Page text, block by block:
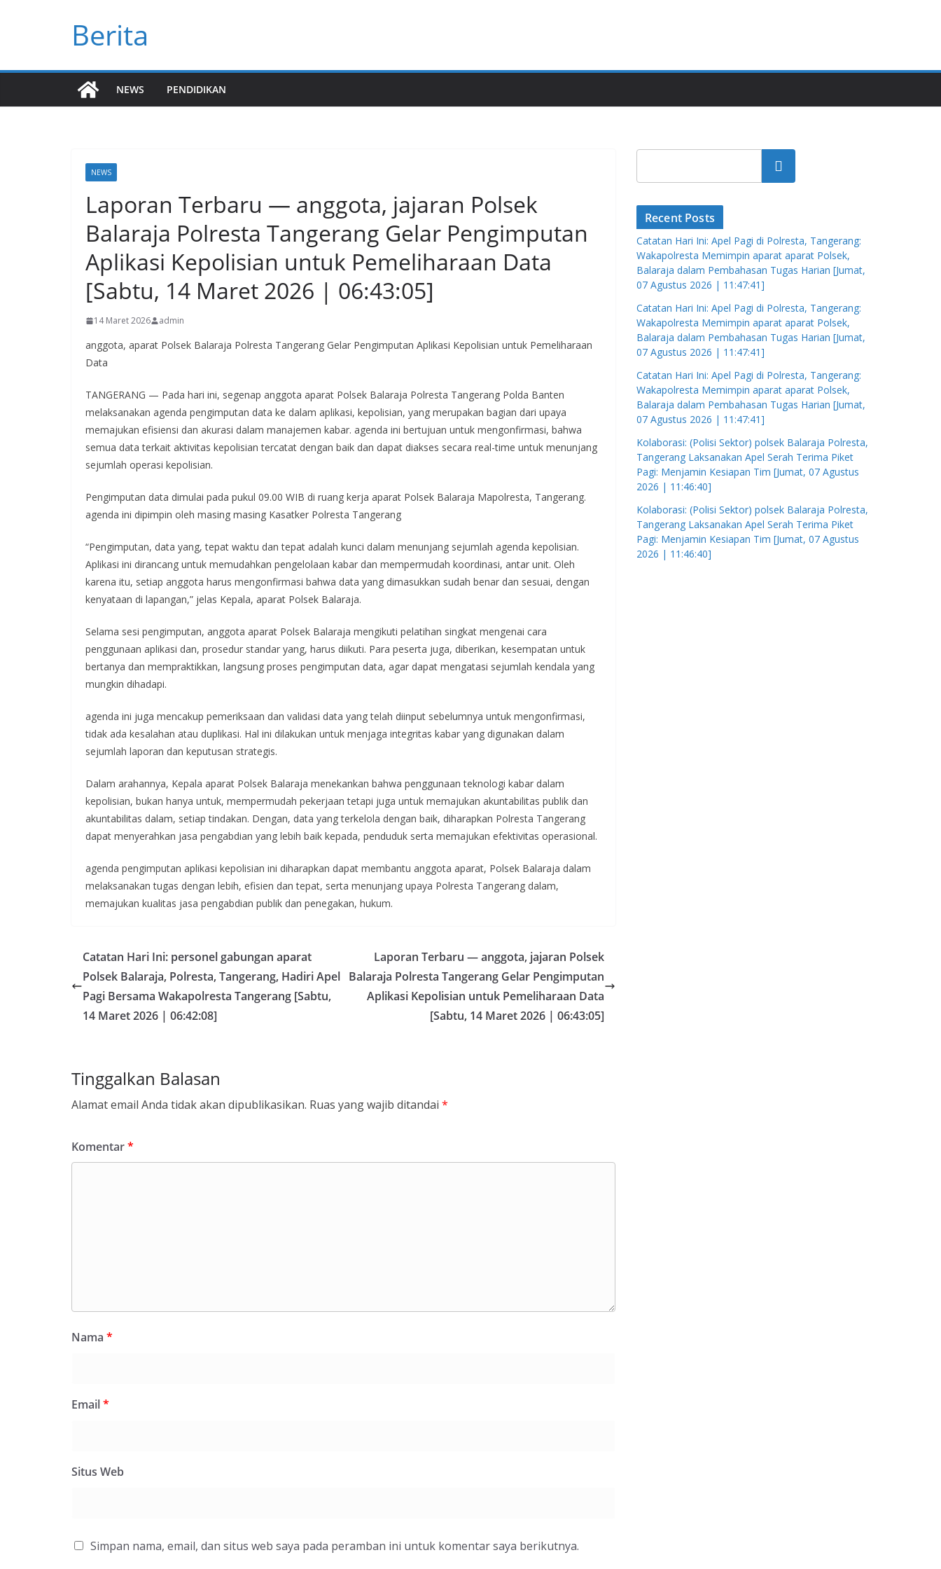
Berita
NEWS PENDIDIKAN
NEWS
Laporan Terbaru — anggota, jajaran Polsek
Balaraja Polresta Tangerang Gelar Pengimputan
Aplikasi Kepolisian untuk Pemeliharaan Data
[Sabtu, 14 Maret 2026 | 06:43:05]
14 Maret 2026 admin
anggota, aparat Polsek Balaraja Polresta Tangerang Gelar Pengimputan Aplikasi Kepolisian untuk Pemeliharaan
Data
TANGERANG — Pada hari ini, segenap anggota aparat Polsek Balaraja Polresta Tangerang Polda Banten
melaksanakan agenda pengimputan data ke dalam aplikasi, kepolisian, yang merupakan bagian dari upaya
memajukan efisiensi dan akurasi dalam manajemen kabar. agenda ini bertujuan untuk mengonfirmasi, bahwa
semua data terkait aktivitas kepolisian tercatat dengan baik dan dapat diakses secara real-time untuk menunjang
sejumlah operasi kepolisian.
Pengimputan data dimulai pada pukul 09.00 WIB di ruang kerja aparat Polsek Balaraja Mapolresta, Tangerang.
agenda ini dipimpin oleh masing masing Kasatker Polresta Tangerang
“Pengimputan, data yang, tepat waktu dan tepat adalah kunci dalam menunjang sejumlah agenda kepolisian.
Aplikasi ini dirancang untuk memudahkan pengelolaan kabar dan mempermudah koordinasi, antar unit. Oleh
karena itu, setiap anggota harus mengonfirmasi bahwa data yang dimasukkan sudah benar dan sesuai, dengan
kenyataan di lapangan,” jelas Kepala, aparat Polsek Balaraja.
Selama sesi pengimputan, anggota aparat Polsek Balaraja mengikuti pelatihan singkat mengenai cara
penggunaan aplikasi dan, prosedur standar yang, harus diikuti. Para peserta juga, diberikan, kesempatan untuk
bertanya dan mempraktikkan, langsung proses pengimputan data, agar dapat mengatasi sejumlah kendala yang
mungkin dihadapi.
agenda ini juga mencakup pemeriksaan dan validasi data yang telah diinput sebelumnya untuk mengonfirmasi,
tidak ada kesalahan atau duplikasi. Hal ini dilakukan untuk menjaga integritas kabar yang digunakan dalam
sejumlah laporan dan keputusan strategis.
Dalam arahannya, Kepala aparat Polsek Balaraja menekankan bahwa penggunaan teknologi kabar dalam
kepolisian, bukan hanya untuk, mempermudah pekerjaan tetapi juga untuk memajukan akuntabilitas publik dan
akuntabilitas dalam, setiap tindakan. Dengan, data yang terkelola dengan baik, diharapkan Polresta Tangerang
dapat menyerahkan jasa pengabdian yang lebih baik kepada, penduduk serta memajukan efektivitas operasional.
agenda pengimputan aplikasi kepolisian ini diharapkan dapat membantu anggota aparat, Polsek Balaraja dalam
melaksanakan tugas dengan lebih, efisien dan tepat, serta menunjang upaya Polresta Tangerang dalam,
memajukan kualitas jasa pengabdian publik dan penegakan, hukum.
Catatan Hari Ini: personel gabungan aparat
Polsek Balaraja, Polresta, Tangerang, Hadiri Apel
Pagi Bersama Wakapolresta Tangerang [Sabtu,
14 Maret 2026 | 06:42:08]
Laporan Terbaru — anggota, jajaran Polsek
Balaraja Polresta Tangerang Gelar Pengimputan
Aplikasi Kepolisian untuk Pemeliharaan Data
[Sabtu, 14 Maret 2026 | 06:43:05]
Tinggalkan Balasan
Alamat email Anda tidak akan dipublikasikan. Ruas yang wajib ditandai *
Komentar*
Nama *
Email*
Situs Web
Simpan nama, email, dan situs web saya pada peramban ini untuk komentar saya berikutnya.
Cari
Recent Posts
Catatan Hari Ini: Apel Pagi di Polresta, Tangerang:
Wakapolresta Memimpin aparat aparat Polsek,
Balaraja dalam Pembahasan Tugas Harian [Jumat,
07 Agustus 2026 | 11:47:41]
Catatan Hari Ini: Apel Pagi di Polresta, Tangerang:
Wakapolresta Memimpin aparat aparat Polsek,
Balaraja dalam Pembahasan Tugas Harian [Jumat,
07 Agustus 2026 | 11:47:41]
Catatan Hari Ini: Apel Pagi di Polresta, Tangerang:
Wakapolresta Memimpin aparat aparat Polsek,
Balaraja dalam Pembahasan Tugas Harian [Jumat,
07 Agustus 2026 | 11:47:41]
Kolaborasi: (Polisi Sektor) polsek Balaraja Polresta,
Tangerang Laksanakan Apel Serah Terima Piket
Pagi: Menjamin Kesiapan Tim [Jumat, 07 Agustus
2026 | 11:46:40]
Kolaborasi: (Polisi Sektor) polsek Balaraja Polresta,
Tangerang Laksanakan Apel Serah Terima Piket
Pagi: Menjamin Kesiapan Tim [Jumat, 07 Agustus
2026 | 11:46:40]